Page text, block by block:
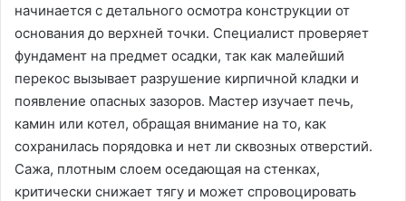
начинается с детального осмотра конструкции от
основания до верхней точки. Специалист проверяет
фундамент на предмет осадки, так как малейший
перекос вызывает разрушение кирпичной кладки и
появление опасных зазоров. Мастер изучает печь,
камин или котел, обращая внимание на то, как
сохранилась порядовка и нет ли сквозных отверстий.
Сажа, плотным слоем оседающая на стенках,
критически снижает тягу и может спровоцировать